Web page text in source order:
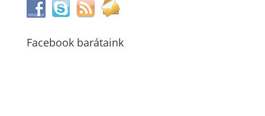
Facebook barátaink